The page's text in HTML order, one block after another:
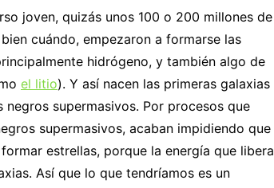
joven, quizás unos 100 o 200 millones de
cuándo, empezaron a formarse las
hidrógeno, y también algo de
el litio). Y así nacen las primeras galaxias
supermasivos. Por procesos que
supermasivos, acaban impidiendo que
estrellas, porque la energía que libera
Así que lo que tendríamos es un